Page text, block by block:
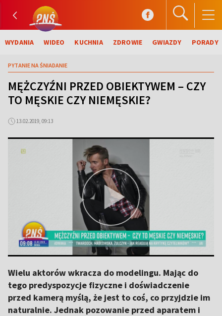
WYDANIA WIDEO KUCHNIA ZDROWIE GWIAZDY PORADY
PYTANIE NA ŚNIADANIE
MĘŻCZYŹNI PRZED OBIEKTYWEM – CZY
TO MĘSKIE CZY NIEMĘSKIE?
13.02.2019, 09:13
Wielu aktorów wkracza do modelingu. Mając do
tego predyspozycje fizyczne i doświadczenie
przed kamerą myślą, że jest to coś, co przyjdzie im
naturalnie. Jednak pozowanie przed aparatem i